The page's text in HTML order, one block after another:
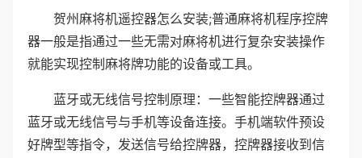
贺州麻将机遥控器怎么安装;普通麻将机程序控牌
器一般是指通过一些无需对麻将机进行复杂安装操作
就能实现控制麻将牌功能的设备或工具。
蓝牙或无线信号控制原理：一些智能控牌器通过
蓝牙或无线信号与手机等设备连接。手机端软件预设
好牌型等指令，发送信号给控牌器，控牌器接收到信